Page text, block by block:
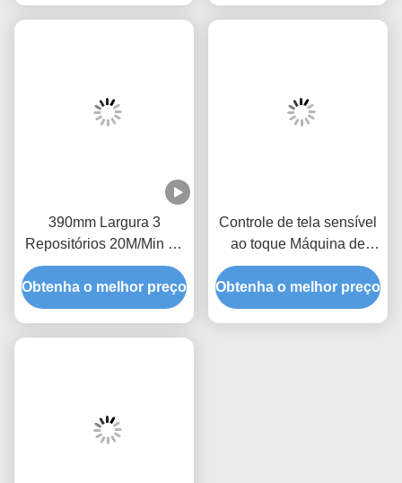
390mm Largura 3
Repositórios 20M/Min 90
Graus Botão LED
Descarregador
automático de PCB
Obtenha o melhor preço
Controle de tela sensível
ao toque Máquina de
manuseio de placas SMT
de PCB pequeno com
ventilador FIFO LIFO
Obtenha o melhor preço